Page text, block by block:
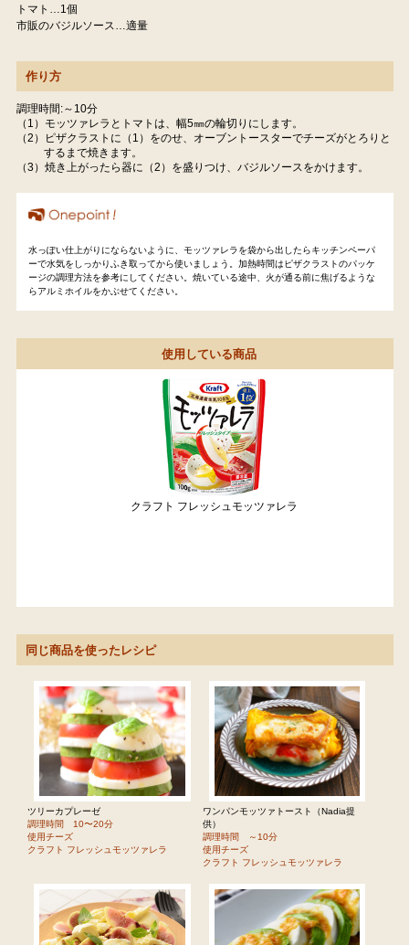
トマト…1個
市販のバジルソース…適量
作り方
調理時間:～10分
（1）モッツァレラとトマトは、幅5㎜の輪切りにします。
（2）ピザクラストに（1）をのせ、オーブントースターでチーズがとろりと
するまで焼きます。
（3）焼き上がったら器に（2）を盛りつけ、バジルソースをかけます。
水っぽい仕上がりにならないように、モッツァレラを袋から出したらキッチンペーパ
ーで水気をしっかりふき取ってから使いましょう。加熱時間はピザクラストのパッケ
ージの調理方法を参考にしてください。焼いている途中、火が通る前に焦げるような
らアルミホイルをかぶせてください。
使用している商品
クラフト フレッシュモッツァレラ
同じ商品を使ったレシピ
ツリーカプレーゼ
調理時間 10〜20分
使用チーズ
クラフト フレッシュモッツァレラ
ワンパンモッツァトースト（Nadia提
供）
調理時間 ～10分
使用チーズ
クラフト フレッシュモッツァレラ